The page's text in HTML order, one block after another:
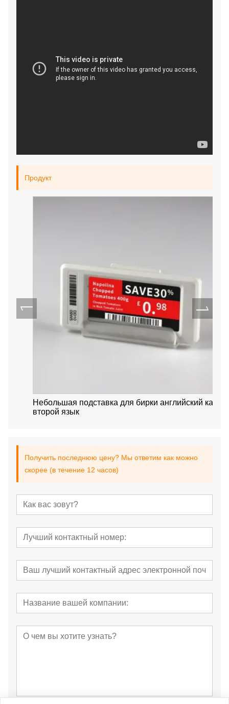
Продукт
Небольшая подставка для бирки английский как
второй язык
Получить последнюю цену? Мы ответим как можно
скорее (в течение 12 часов)